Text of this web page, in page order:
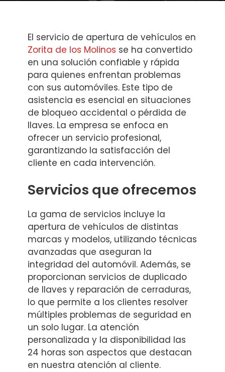
El servicio de apertura de vehículos en
Zorita de los Molinos se ha convertido
en una solución confiable y rápida
para quienes enfrentan problemas
con sus automóviles. Este tipo de
asistencia es esencial en situaciones
de bloqueo accidental o pérdida de
llaves. La empresa se enfoca en
ofrecer un servicio profesional,
garantizando la satisfacción del
cliente en cada intervención.
Servicios que ofrecemos
La gama de servicios incluye la
apertura de vehículos de distintas
marcas y modelos, utilizando técnicas
avanzadas que aseguran la
integridad del automóvil. Además, se
proporcionan servicios de duplicado
de llaves y reparación de cerraduras,
lo que permite a los clientes resolver
múltiples problemas de seguridad en
un solo lugar. La atención
personalizada y la disponibilidad las
24 horas son aspectos que destacan
en nuestra atención al cliente.